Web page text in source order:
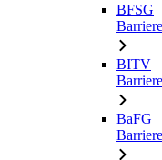
BFSG
BITV
BaFG